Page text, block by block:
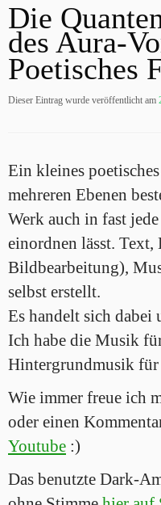
Die
des Aura-
Poetisches
Dieser Eintrag wurde veröffentlicht am
Ein kleines
mehreren Ebenen
Werk auch in fast
einordnen lässt.
Bildbearbeitung),
selbst erstellt.
Es handelt sich dabei
Ich habe die Musik
Hintergrundmusik für
Wie immer freue ich
oder einen
Youtube :)
Das benutzte Dark-